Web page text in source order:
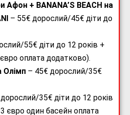
Афон + BANANA’S BEACH на
– 55€ дорослий/45€ діти до
55€ діти до 12 років +
оплата додатково).
Олімп – 45€ дорослий/35€
35€ діти до 12 років
євро один басейн оплата